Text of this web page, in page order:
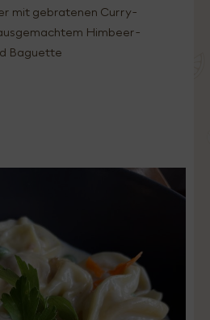
mit gebratenen Curry-
Himbeer-
Baguette